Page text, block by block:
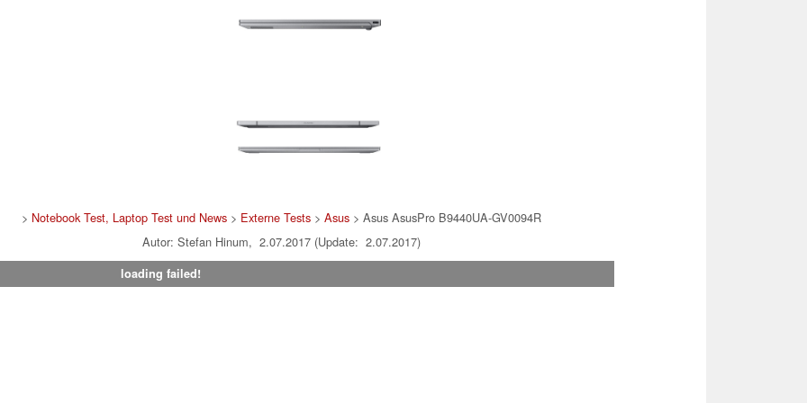
> Notebook Test, Laptop Test und News> Externe Tests> Asus> Asus AsusPro B9440UA-GV0094R
Autor: Stefan Hinum, 2.07.2017 (Update: 2.07.2017)
loading failed!